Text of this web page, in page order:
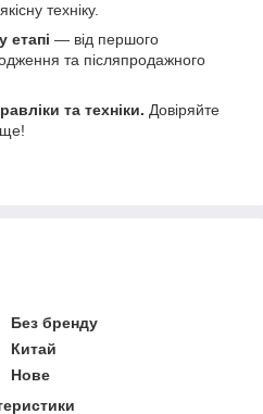
техніку.
етапі — від першого
та післяпродажного
та техніки. Довіряйте
Без бренду
Китай
Нове